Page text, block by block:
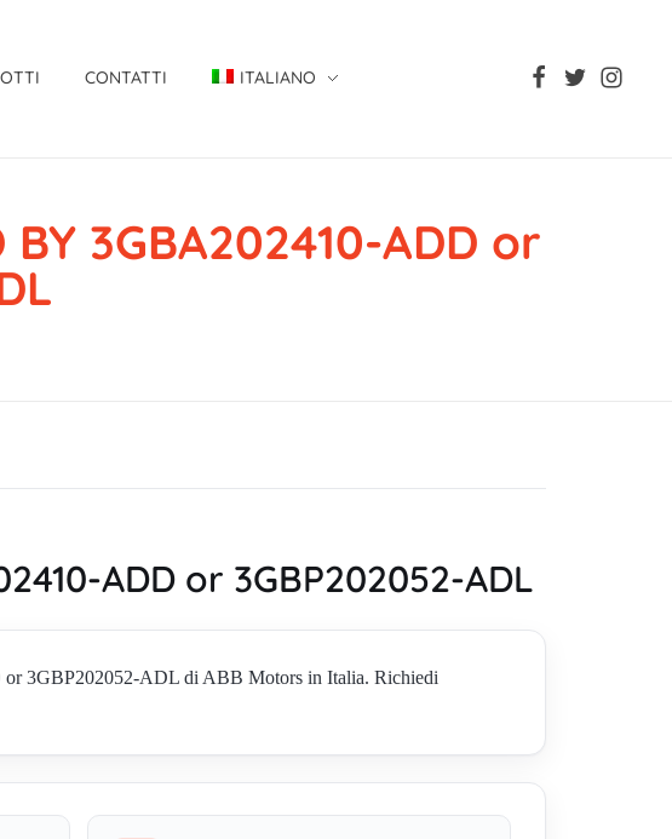
CONTATTI ITALIANO
BY 3GBA202410-ADD or
ADD or 3GBP202052-ADL
3GBP202052-ADL di ABB Motors in Italia. Richiedi